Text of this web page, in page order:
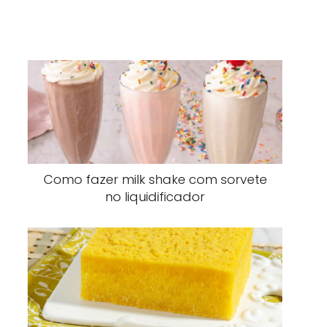
Como fazer milk shake com sorvete
no liquidificador